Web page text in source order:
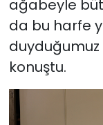
ağabeyle
da bu harfe
duyduğumuz
konuştu.